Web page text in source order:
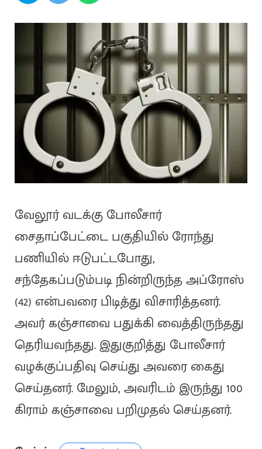
வேலூர் வடக்கு போலீசார்
சைதாப்பேட்டை பகுதியில் ரோந்து
பணியில் ஈடுபட்டபோது,
சந்தேகப்படும்படி நின்றிருந்த அப்ரோஸ்
(42) என்பவரை பிடித்து விசாரித்தனர்.
அவர் கஞ்சாவை பதுக்கி வைத்திருந்தது
தெரியவந்தது. இதுகுறித்து போலீசார்
வழக்குப்பதிவு செய்து அவரை கைது
செய்தனர். மேலும், அவரிடம் இருந்து 100
கிராம் கஞ்சாவை பறிமுதல் செய்தனர்.